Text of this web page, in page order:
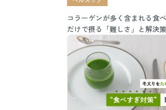
コラーゲンが多く含まれる食
だけで摂る「難しさ」と解決策